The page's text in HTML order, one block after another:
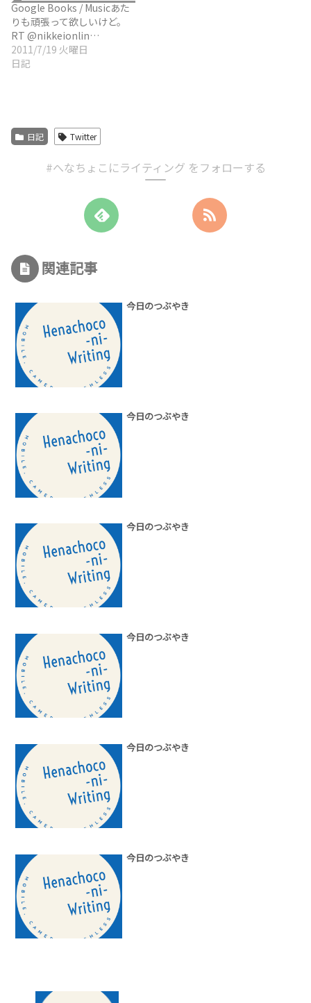
Google Books / Musicあた
りも頑張って欲しいけど。
RT @nikkeionlin…
2011/7/19 火曜日
日記
日記 Twitter
#へなちょこにライティング をフォローする
関連記事
今日のつぶやき
今日のつぶやき
今日のつぶやき
今日のつぶやき
今日のつぶやき
今日のつぶやき